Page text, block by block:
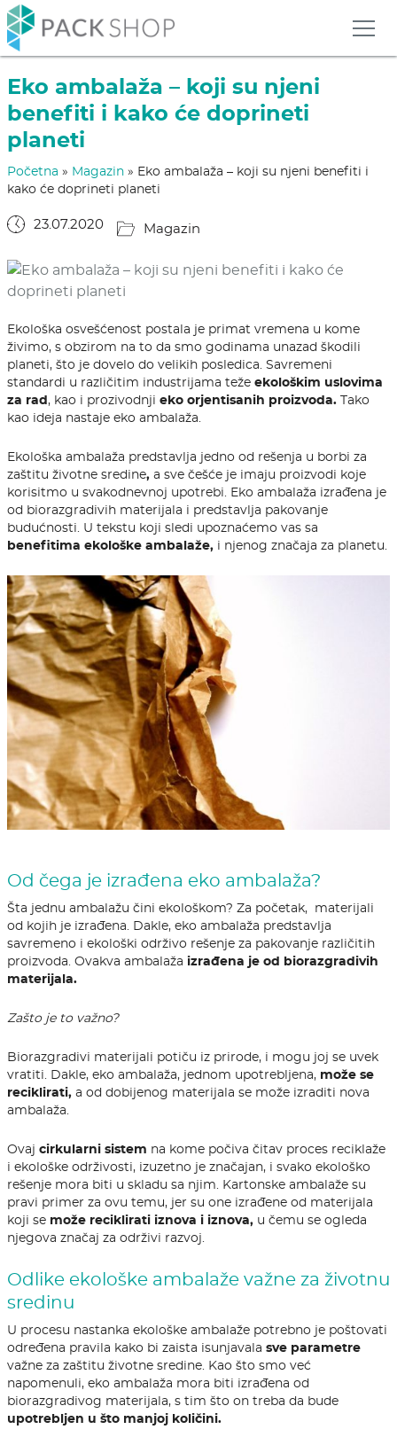
Eko ambalaža – koji su njeni
benefiti i kako će doprineti
planeti
Početna » Magazin » Eko ambalaža – koji su njeni benefiti i
kako će doprineti planeti
23.07.2020 Magazin
Ekološka osvešćenost postala je primat vremena u kome
živimo, s obzirom na to da smo godinama unazad škodili
planeti, što je dovelo do velikih posledica. Savremeni
standardi u različitim industrijama teže ekološkim uslovima
za rad, kao i prozivodnji eko orjentisanih proizvoda. Tako
kao ideja nastaje eko ambalaža.
Ekološka ambalaža predstavlja jedno od rešenja u borbi za
zaštitu životne sredine, a sve češće je imaju proizvodi koje
korisitmo u svakodnevnoj upotrebi. Eko ambalaža izrađena je
od biorazgradivih materijala i predstavlja pakovanje
budućnosti. U tekstu koji sledi upoznaćemo vas sa
benefitima ekološke ambalaže, i njenog značaja za planetu.
Od čega je izrađena eko ambalaža?
Šta jednu ambalažu čini ekološkom? Za početak, materijali
od kojih je izrađena. Dakle, eko ambalaža predstavlja
savremeno i ekološki održivo rešenje za pakovanje različitih
proizvoda. Ovakva ambalaža izrađena je od biorazgradivih
materijala.
Zašto je to važno?
Biorazgradivi materijali potiču iz prirode, i mogu joj se uvek
vratiti. Dakle, eko ambalaža, jednom upotrebljena, može se
reciklirati, a od dobijenog materijala se može izraditi nova
ambalaža.
Ovaj cirkularni sistem na kome počiva čitav proces reciklaže
i ekološke održivosti, izuzetno je značajan, i svako ekološko
rešenje mora biti u skladu sa njim. Kartonske ambalaže su
pravi primer za ovu temu, jer su one izrađene od materijala
koji se može reciklirati iznova i iznova, u čemu se ogleda
njegova značaj za održivi razvoj.
Odlike ekološke ambalaže važne za životnu
sredinu
U procesu nastanka ekološke ambalaže potrebno je poštovati
određena pravila kako bi zaista isunjavala sve parametre
važne za zaštitu životne sredine. Kao što smo već
napomenuli, eko ambalaža mora biti izrađena od
biorazgradivog materijala, s tim što on treba da bude
upotrebljen u što manjoj količini.